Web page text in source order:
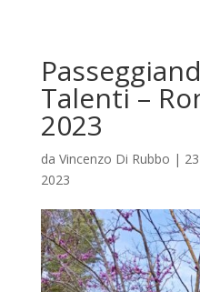
Talenti –
2023
da Vincenzo Di Rubbo |
2023